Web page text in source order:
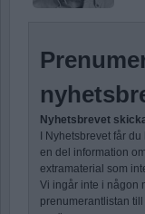
Nyhetsbrevet
I Nyhetsbrevet får
en del information
extramaterial som
Vi ingår inte i någon
prenumerantlistan